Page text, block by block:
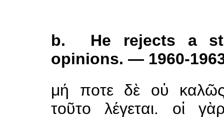
b. He rejects a
opinions. — 1960-
μή ποτε δὲ οὐ
τοῦτο λέγεται. οἱ